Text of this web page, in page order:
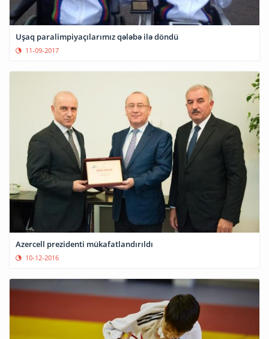
Uşaq paralimpiyaçılarımız qələbə ilə döndü
11-09-2017
Azercell prezidenti mükafatlandırıldı
10-12-2016